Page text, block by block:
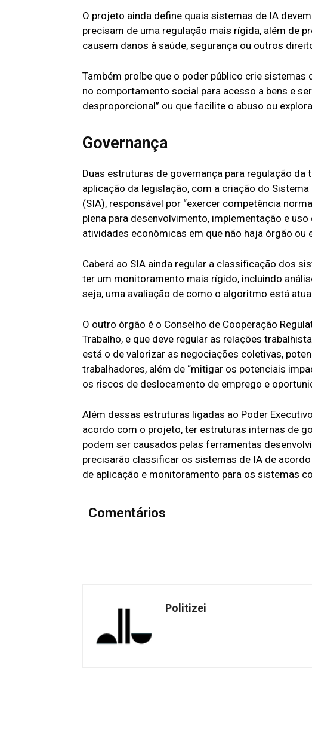
O projeto ainda define quais sistemas de IA
precisam de uma regulação mais rígida, além de
causem danos à saúde, segurança ou outros
Também proíbe que o poder público crie
no comportamento social para acesso a bens e
desproporcional” ou que facilite o abuso ou
Governança
Duas estruturas de governança para regulação
aplicação da legislação, com a criação do
(SIA), responsável por “exercer competência
plena para desenvolvimento, implementação e
atividades econômicas em que não haja órgão ou
Caberá ao SIA ainda regular a classificação dos
ter um monitoramento mais rígido, incluindo
seja, uma avaliação de como o algoritmo está
O outro órgão é o Conselho de Cooperação
Trabalho, e que deve regular as relações
está o de valorizar as negociações coletivas,
trabalhadores, além de “mitigar os potenciais
os riscos de deslocamento de emprego e
Além dessas estruturas ligadas ao Poder
acordo com o projeto, ter estruturas internas de
podem ser causados pelas ferramentas
precisarão classificar os sistemas de IA de
de aplicação e monitoramento para os sistemas
Comentários
Politizei